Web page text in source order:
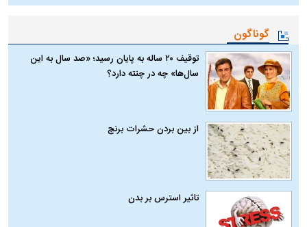
گوناگون
توقیف ۲۰ ساله به پایان رسید؛ «صد سال به این
سال‌ها» چه در چنته دارد؟
از بین بردن حشرات برنج
تاثیر استرس بر بدن